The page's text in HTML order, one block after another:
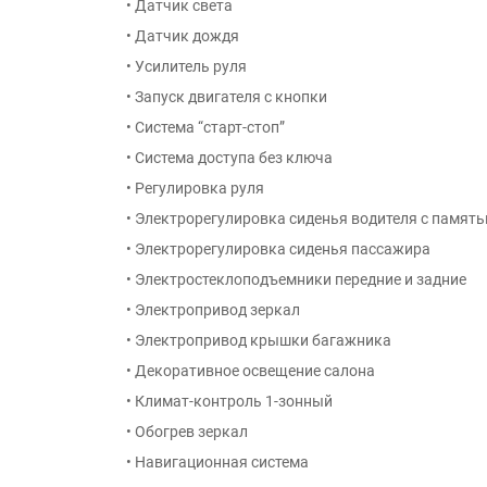
• Датчик света
• Датчик дождя
• Усилитель руля
• Запуск двигателя с кнопки
• Система “старт-стоп”
• Система доступа без ключа
• Регулировка руля
• Электрорегулировка сиденья водителя с
• Электрорегулировка сиденья пассажира
• Электростеклоподъемники передние и задние
• Электропривод зеркал
• Электропривод крышки багажника
• Декоративное освещение салона
• Климат-контроль 1-зонный
• Обогрев зеркал
• Навигационная система